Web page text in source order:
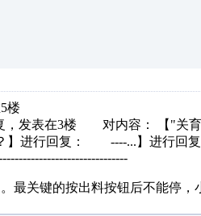
楼
发表在3楼 对内容： 【"关
】进行回复： ----...】进行回
最关键的按出料按钮后不能停